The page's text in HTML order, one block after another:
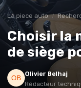
La piece auto
Choisir la
de siège
Olivier Belhaj
Rédacteur